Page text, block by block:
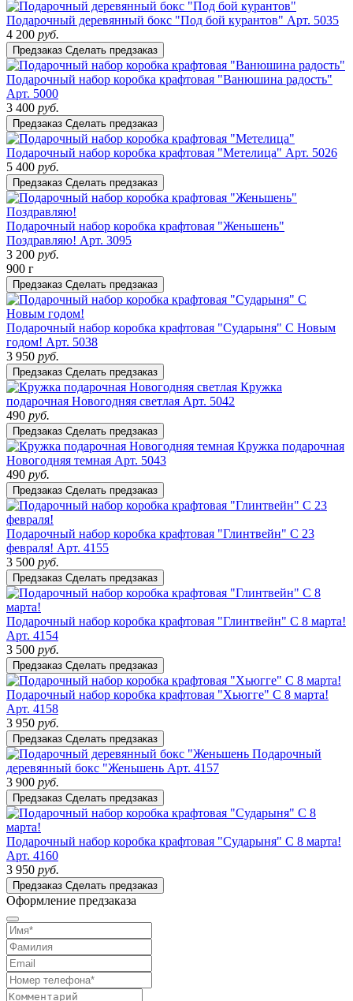
Подарочный деревянный бокс "Под бой курантов" Арт. 5035
4 200 руб.
Предзаказ Сделать предзаказ
Подарочный набор коробка крафтовая "Ванюшина радость"
Арт. 5000
3 400 руб.
Предзаказ Сделать предзаказ
Подарочный набор коробка крафтовая "Метелица" Арт. 5026
5 400 руб.
Предзаказ Сделать предзаказ
Подарочный набор коробка крафтовая "Женьшень"
Поздравляю! Арт. 3095
3 200 руб.
900 г
Предзаказ Сделать предзаказ
Подарочный набор коробка крафтовая "Сударыня" С Новым
годом! Арт. 5038
3 950 руб.
Предзаказ Сделать предзаказ
Кружка
подарочная Новогодняя светлая Арт. 5042
490 руб.
Предзаказ Сделать предзаказ
Кружка подарочная
Новогодняя темная Арт. 5043
490 руб.
Предзаказ Сделать предзаказ
Подарочный набор коробка крафтовая "Глинтвейн" С 23
февраля! Арт. 4155
3 500 руб.
Предзаказ Сделать предзаказ
Подарочный набор коробка крафтовая "Глинтвейн" С 8 марта!
Арт. 4154
3 500 руб.
Предзаказ Сделать предзаказ
Подарочный набор коробка крафтовая "Хьюгге" С 8 марта!
Арт. 4158
3 950 руб.
Предзаказ Сделать предзаказ
Подарочный
деревянный бокс "Женьшень Арт. 4157
3 900 руб.
Предзаказ Сделать предзаказ
Подарочный набор коробка крафтовая "Сударыня" С 8 марта!
Арт. 4160
3 950 руб.
Предзаказ Сделать предзаказ
Оформление предзаказа